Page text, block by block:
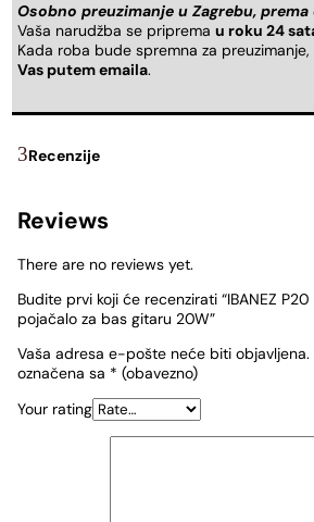
Osobno preuzimanje u Zagrebu,
Vaša narudžba se priprema u roku 24
Kada roba bude spremna za preuzimanje,
Vas putem emaila.
Recenzije
Reviews
There are no reviews yet.
Budite prvi koji će recenzirati “IBANEZ P20
pojačalo za bas gitaru 20W”
Vaša adresa e-pošte neće biti objavljena.
označena sa * (obavezno)
Your rating